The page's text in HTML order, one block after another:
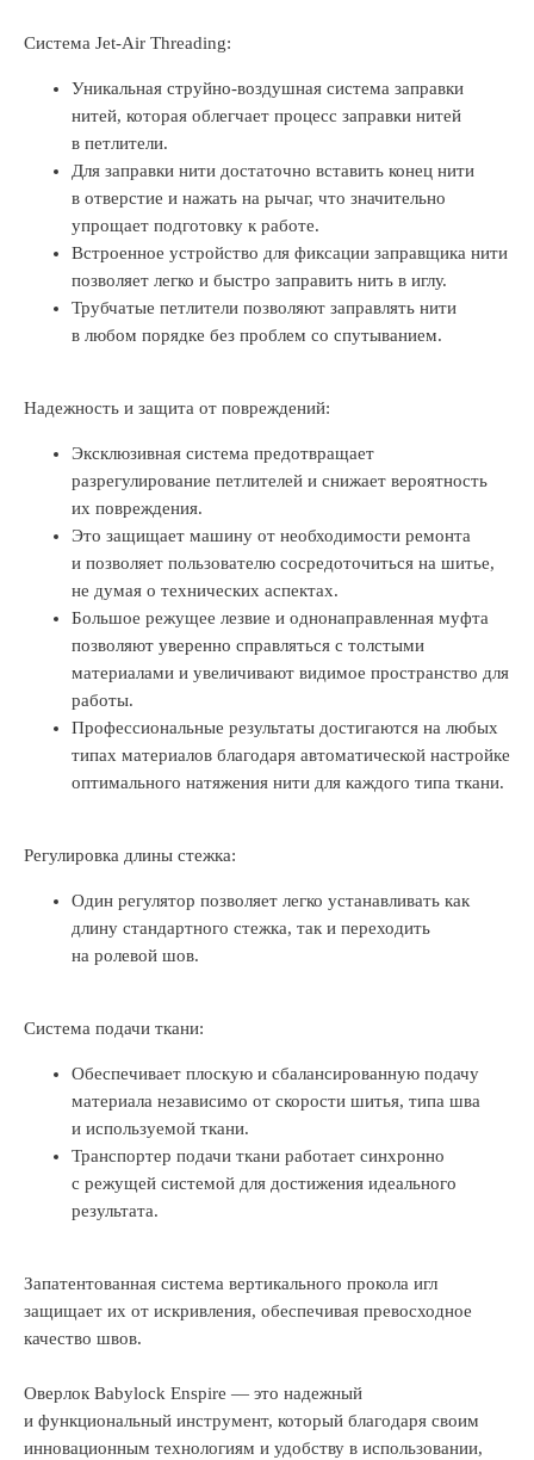
Система Jet-Air Threading:
Уникальная струйно-воздушная система заправки
нитей, которая облегчает процесс заправки нитей
в петлители.
Для заправки нити достаточно вставить конец нити
в отверстие и нажать на рычаг, что значительно
упрощает подготовку к работе.
Встроенное устройство для фиксации заправщика нити
позволяет легко и быстро заправить нить в иглу.
Трубчатые петлители позволяют заправлять нити
в любом порядке без проблем со спутыванием.
Надежность и защита от повреждений:
Эксклюзивная система предотвращает
разрегулирование петлителей и снижает вероятность
их повреждения.
Это защищает машину от необходимости ремонта
и позволяет пользователю сосредоточиться на шитье,
не думая о технических аспектах.
Большое режущее лезвие и однонаправленная муфта
позволяют уверенно справляться с толстыми
материалами и увеличивают видимое пространство для
работы.
Профессиональные результаты достигаются на любых
типах материалов благодаря автоматической настройке
оптимального натяжения нити для каждого типа ткани.
Регулировка длины стежка:
Один регулятор позволяет легко устанавливать как
длину стандартного стежка, так и переходить
на ролевой шов.
Система подачи ткани:
Обеспечивает плоскую и сбалансированную подачу
материала независимо от скорости шитья, типа шва
и используемой ткани.
Транспортер подачи ткани работает синхронно
с режущей системой для достижения идеального
результата.
Запатентованная система вертикального прокола игл
защищает их от искривления, обеспечивая превосходное
качество швов.
Оверлок Babylock Enspire — это надежный
и функциональный инструмент, который благодаря своим
инновационным технологиям и удобству в использовании,